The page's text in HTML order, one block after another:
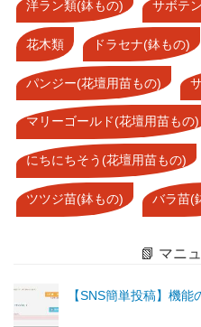
洋ラン類(鉢もの) サボテ
花木類 ドラセナ(鉢もの)
パンジー(花壇用苗もの)
マリーゴールド(花壇用苗もの)
にちにちそう(花壇用苗もの)
ツツジ苗(鉢もの) バラ苗(
📗 マニ
【SNS簡単投稿】機能